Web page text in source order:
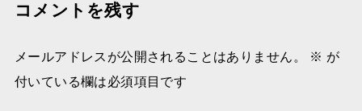
コメントを残す
メールアドレスが公開されることはありません。 ※ が
付いている欄は必須項目です